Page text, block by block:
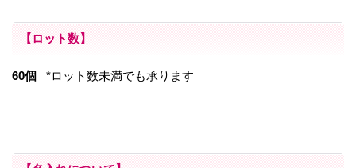
【ロット数】
60個 *ロット数未満でも承ります